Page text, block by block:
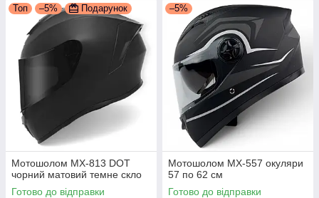
Топ –5% Подарунок
Мотошолом MX-813 DOT
чорний матовий темне скло
Готово до відправки
–5%
Мотошолом MX-557 окуляри
57 по 62 см
Готово до відправки